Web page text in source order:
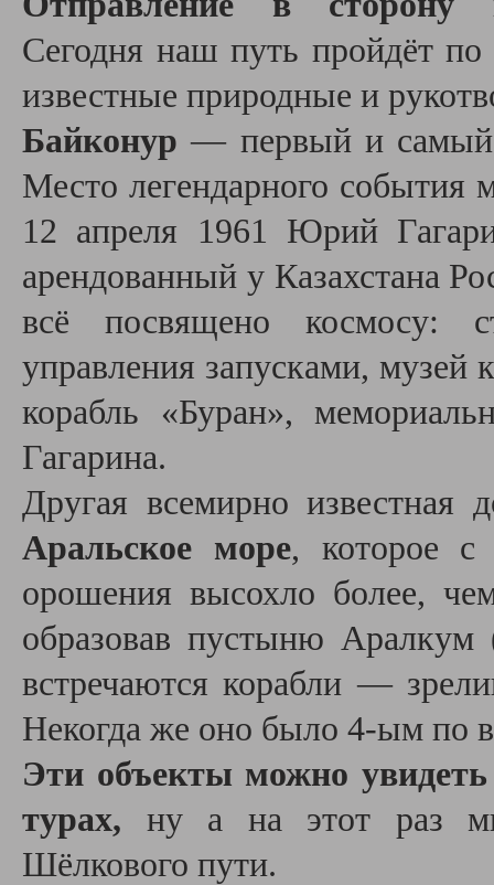
Сегодня наш путь пройдёт по
известные природные и
Байконур — первый и самый
Место легендарного события
12 апреля 1961 Юрий
арендованный у Казахстана
всё посвящено космосу:
управления запусками, музей
корабль «Буран»,
Гагарина.
Другая всемирно известная
Аральское море, которое с
орошения высохло более,
образовав пустыню
встречаются корабли —
Некогда же оно было 4-ым по
Эти объекты можно
турах, ну а на этот раз
Шёлкового пути.